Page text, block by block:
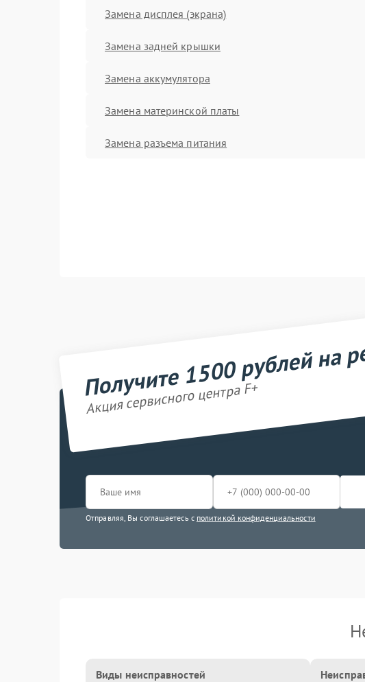
Замена дисплея (экрана)
Замена задней крышки
Замена аккумулятора
Замена материнской платы
Замена разъема питания
Получите 1500 рублей на
Акция сервисного центра F+
Отправляя, Вы соглашаетесь с политикой конфиденциальности
Виды неисправностей